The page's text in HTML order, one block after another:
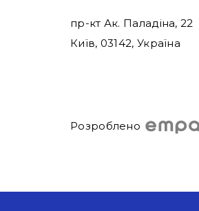
пр-кт Ак. Паладіна, 22
Київ, 03142, Україна
Розроблено